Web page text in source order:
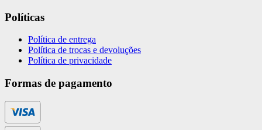
Políticas
Política de entrega
Política de trocas e devoluções
Política de privacidade
Formas de pagamento